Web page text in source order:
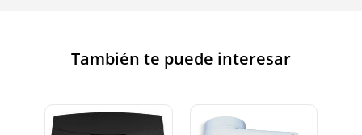
También te puede interesar